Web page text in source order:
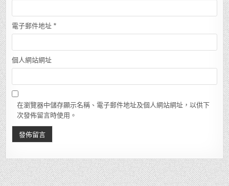
電子郵件地址 *
個人網站網址
在瀏覽器中儲存顯示名稱、電子郵件地址及個人網站網址，以供下
次發佈留言時使用。